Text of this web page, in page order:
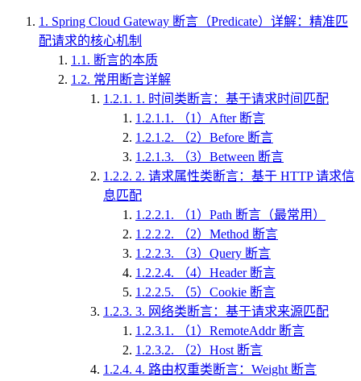
1. Spring Cloud Gateway 断言（Predicate）详解：精准匹
配请求的核心机制
1.1. 断言的本质
1.2. 常用断言详解
1.2.1. 1. 时间类断言：基于请求时间匹配
1.2.1.1.
（1）After 断言
1.2.1.2.
（2）Before 断言
1.2.1.3.
（3）Between 断言
1.2.2. 2. 请求属性类断言：基于 HTTP 请求信
息匹配
1.2.2.1.
（1）Path 断言（最常用）
1.2.2.2.
（2）Method 断言
1.2.2.3.
（3）Query 断言
1.2.2.4.
（4）Header 断言
1.2.2.5.
（5）Cookie 断言
1.2.3. 3. 网络类断言：基于请求来源匹配
1.2.3.1.
（1）RemoteAddr 断言
1.2.3.2.
（2）Host 断言
1.2.4. 4. 路由权重类断言：Weight 断言